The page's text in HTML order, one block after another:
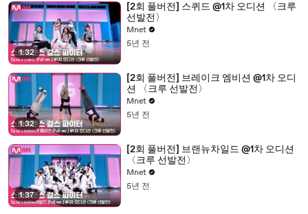
1:32
[2회 풀버전] 스퀴드 @1차 오디션 〈크루
선발전〉
Mnet
5년 전
1:32
[2회 풀버전] 브레이크 엠비션 @1차 오디
션 〈크루 선발전〉
Mnet
5년 전
1:37
[2회 풀버전] 브랜뉴차일드 @1차 오디션
〈크루 선발전〉
Mnet
5년 전